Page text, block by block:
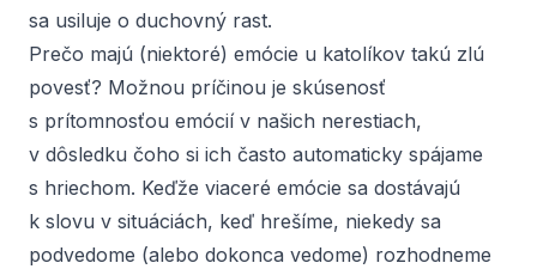
sa usiluje o duchovný rast.
Prečo majú (niektoré) emócie u katolíkov takú zlú
povesť? Možnou príčinou je skúsenosť
s prítomnosťou emócií v našich nerestiach,
v dôsledku čoho si ich často automaticky spájame
s hriechom. Keďže viaceré emócie sa dostávajú
k slovu v situáciách, keď hrešíme, niekedy sa
podvedome (alebo dokonca vedome) rozhodneme